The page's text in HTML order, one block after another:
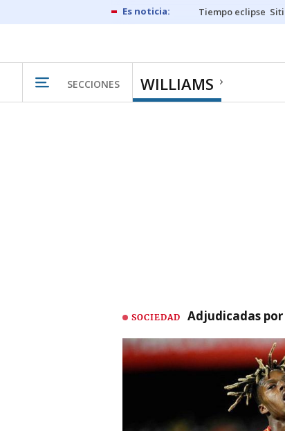
Tiempo eclipse
SECCIONES WILLIAMS
SOCIEDAD Adjudicadas